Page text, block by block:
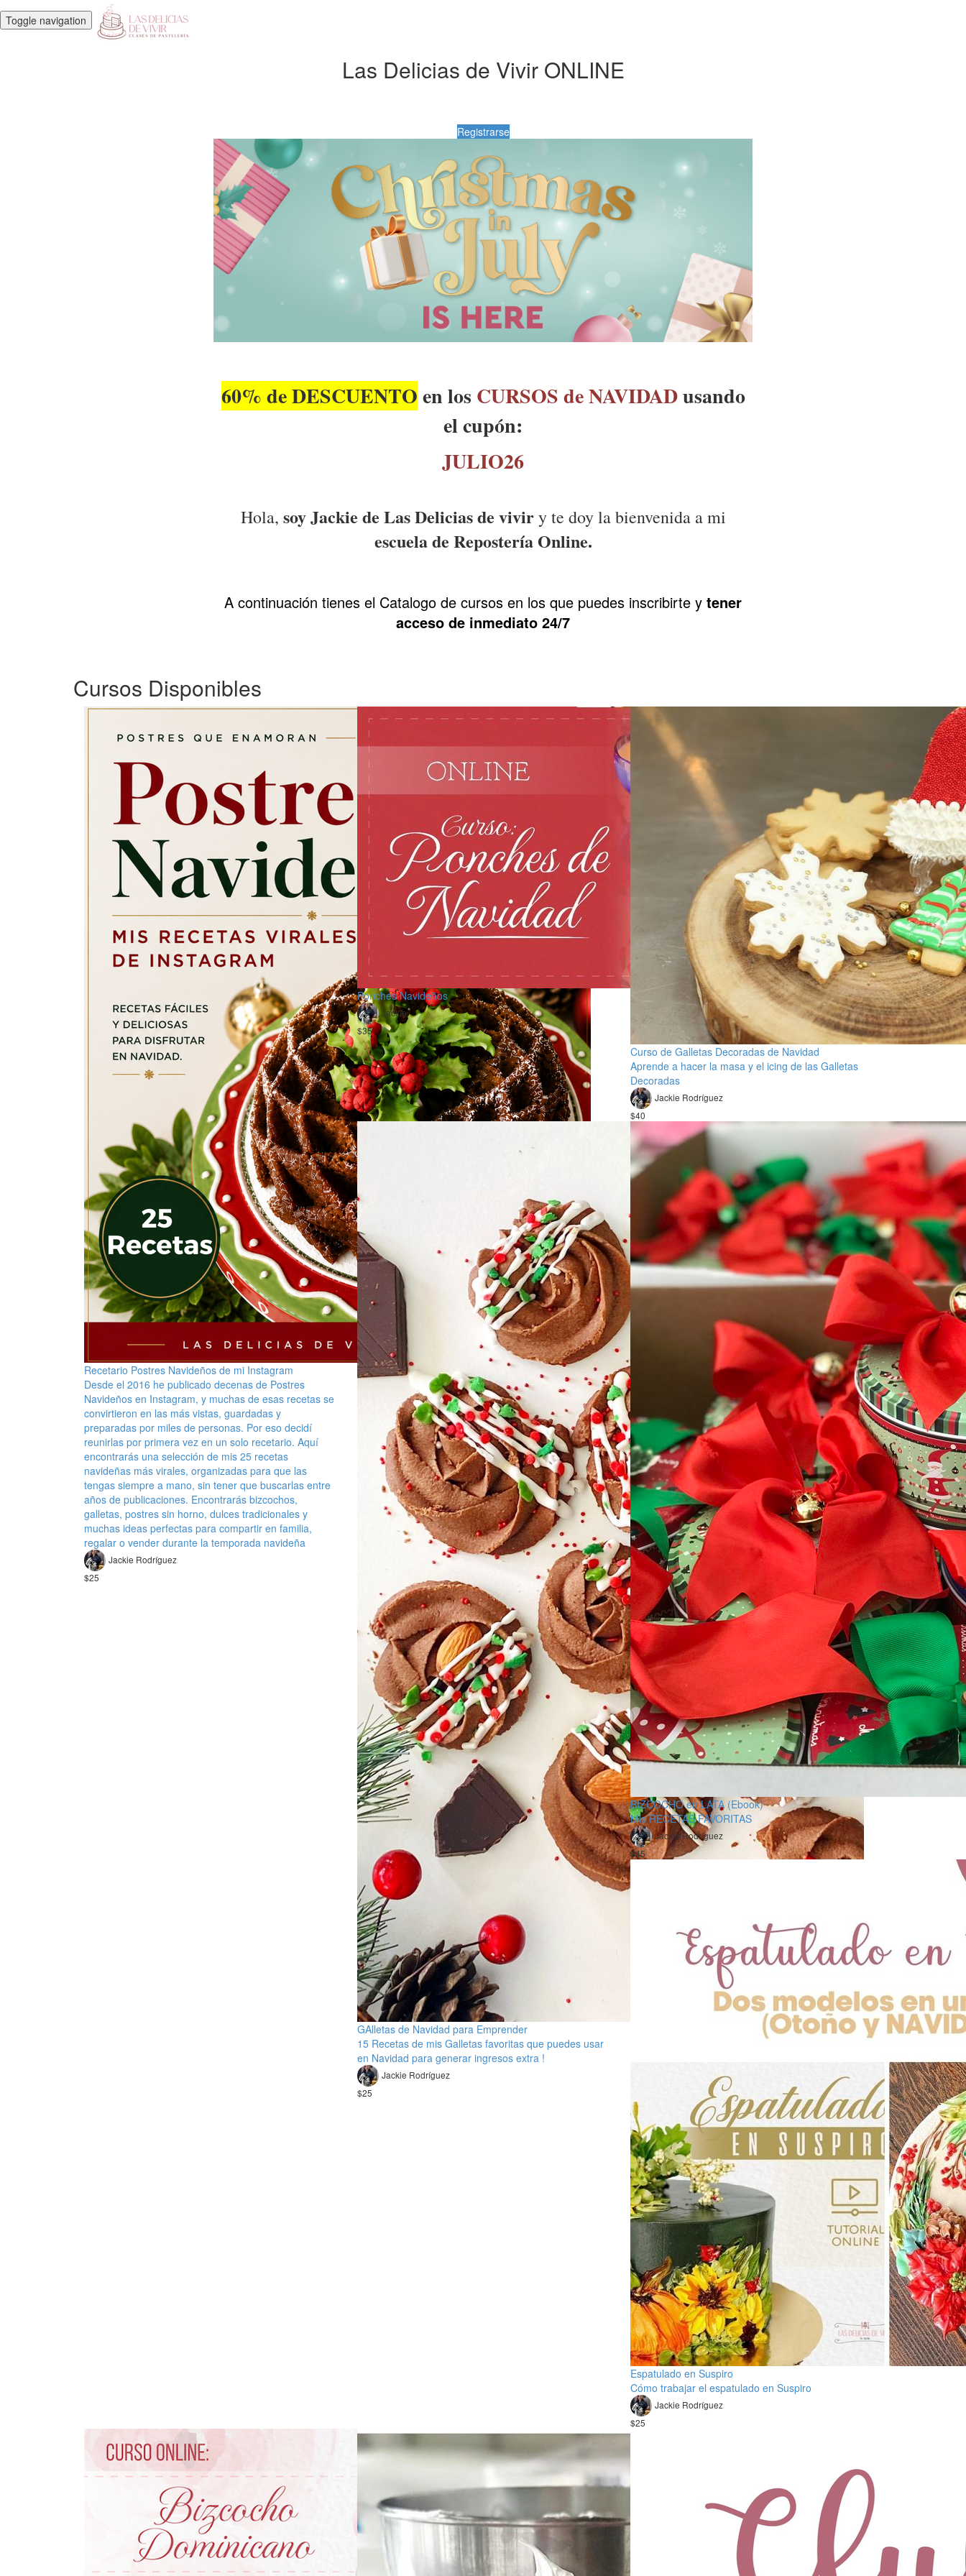
Toggle navigation
Las Delicias de Vivir ONLINE
Registrarse
60% de DESCUENTOen los CURSOS de NAVIDADusando
el cupón:
JULIO26
Hola, soy Jackie de Las Delicias de viviry te doy labienvenida a mi
escuela de Repostería Online.
A continuación tienes el Catalogo de cursos en los que puedes inscribirte y tener
acceso de inmediato 24/7
Cursos Disponibles
Recetario Postres Navideños de mi Instagram
Desde el 2016 he publicado decenas de Postres
Navideños en Instagram, y muchas de esas recetas se
convirtieron en las más vistas, guardadas y
preparadas por miles de personas. Por eso decidí
reunirlas por primera vez en un solo recetario. Aquí
encontrarás una selección de mis 25 recetas
navideñas más virales, organizadas para que las
tengas siempre a mano, sin tener que buscarlas entre
años de publicaciones. Encontrarás bizcochos,
galletas, postres sin horno, dulces tradicionales y
muchas ideas perfectas para compartir en familia,
regalar o vender durante la temporada navideña
Jackie Rodríguez
$25
Ponches Navideños
Jackie
$35
Curso de Galletas Decoradas de Navidad
Aprende a hacer la masa y el icing de las Galletas
Decoradas
Jackie Rodríguez
$40
GAlletas de Navidad para Emprender
15 Recetas de mis Galletas favoritas que puedes usar
en Navidad para generar ingresos extra !
Jackie Rodríguez
$25
BIZCOCHO en LATA (Ebook)
Mis RECETAS FAVORITAS
Jackie Rodríguez
$45
Espatulado en Suspiro
Cómo trabajar el espatulado en Suspiro
Jackie Rodríguez
$25